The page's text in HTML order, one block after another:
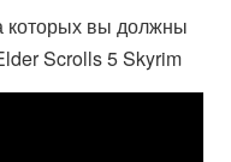
вы должны
Scrolls 5 Skyrim